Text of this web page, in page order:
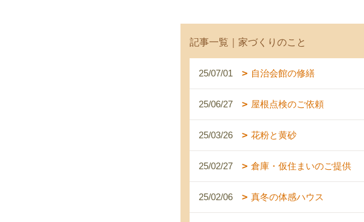
記事一覧｜家づくりのこと
25/07/01 自治会館の修繕
25/06/27 屋根点検のご依頼
25/03/26 花粉と黄砂
25/02/27 倉庫・仮住まいのご提供
25/02/06 真冬の体感ハウス